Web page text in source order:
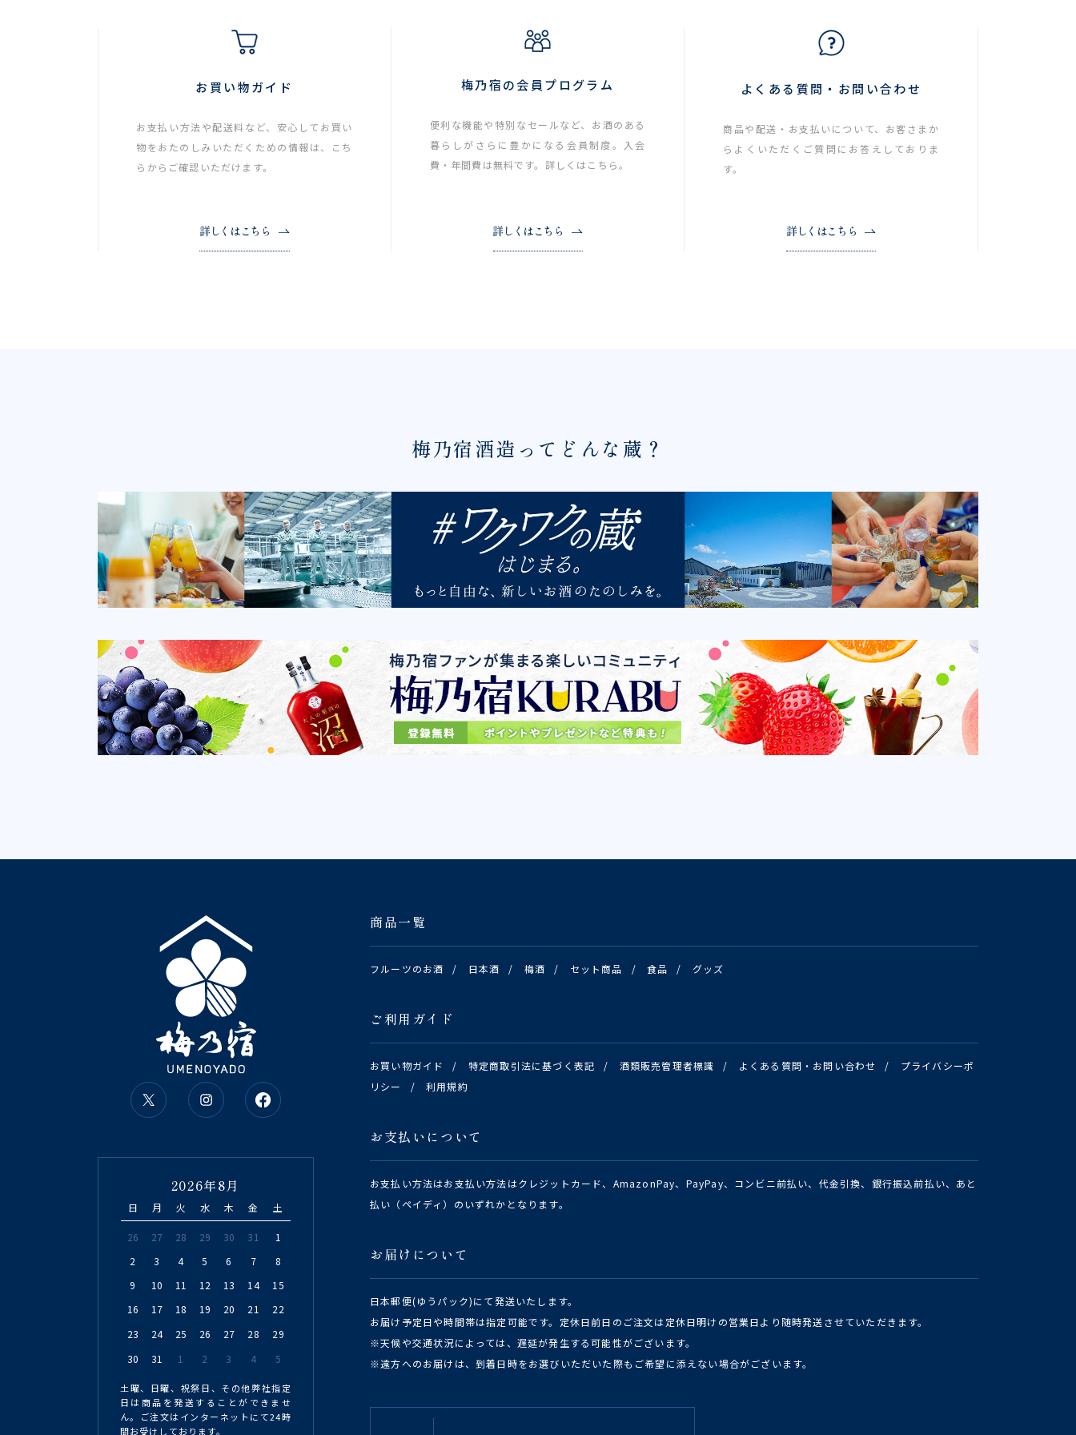
お買い物ガイド
お支払い方法や配送料など、安心してお買い
物をおたのしみいただくための情報は、こち
らからご確認いただけます。
詳しくはこちら
梅乃宿の会員プログラム
便利な機能や特別なセールなど、お酒のある
暮らしがさらに豊かになる会員制度。入会
費・年間費は無料です。詳しくはこちら。
詳しくはこちら
よくある質問・お問い合わせ
商品や配送・お支払いについて、お客さまか
らよくいただくご質問にお答えしておりま
す。
詳しくはこちら
梅乃宿酒造ってどんな蔵？
商品一覧
フルーツのお酒 / 日本酒 / 梅酒 / セット商品 / 食品 / グッズ
ご利用ガイド
お買い物ガイド / 特定商取引法に基づく表記 / 酒類販売管理者標識 / よくある質問・お問い合わせ /
プライバシーポ
リシー
/ 利用規約
お支払いについて
お支払い方法はお支払い方法はクレジットカード、AmazonPay、PayPay、コンビニ前払い、代金引換、銀行振込前払い、あと
払い（ペイディ）のいずれかとなります。
お届けについて
日本郵便(ゆうパック)にて発送いたします。
お届け予定日や時間帯は指定可能です。定休日前日のご注文は定休日明けの営業日より随時発送させていただきます。
※天候や交通状況によっては、遅延が発生する可能性がございます。
※遠方へのお届けは、到着日時をお選びいただいた際もご希望に添えない場合がございます。
2026年8月
日 月 火 水 木 金 土
26 27 28 29 30 31
1
2
3 4 5 6 7
8
9
10 11 12 13 14
15
16
17 18 19 20 21
22
23
24 25 26 27 28
29
30
31 1 2 3 4 5
土曜、日曜、祝祭日、その他弊社指定
日は商品を発送することができませ
ん。ご注文はインターネットにて24時
間お受けしております。